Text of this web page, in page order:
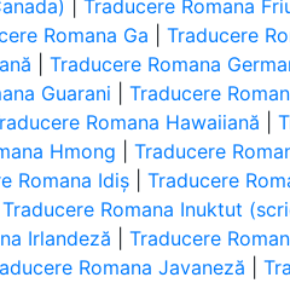
|Traducere Romana
Romana Ga |Traducere
|Traducere Romana
Guarani |Traducere
Romana Hawaiiană |
Hmong |Traducere
Romana Idiș |Traducere
Traducere Romana Inuktut
Irlandeză |Traducere
Romana Javaneză |